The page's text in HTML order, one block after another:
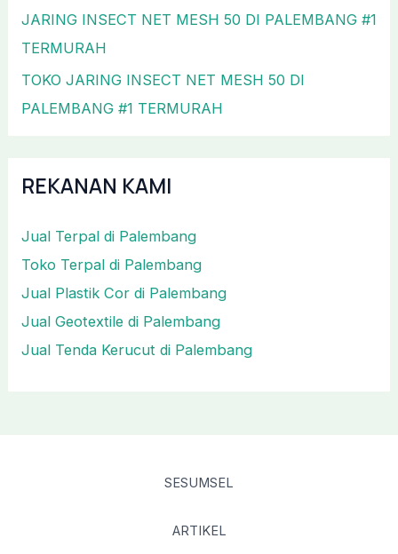
JARING INSECT NET MESH 50 DI PALEMBANG #1
TERMURAH
TOKO JARING INSECT NET MESH 50 DI
PALEMBANG #1 TERMURAH
REKANAN KAMI
Jual Terpal di Palembang
Toko Terpal di Palembang
Jual Plastik Cor di Palembang
Jual Geotextile di Palembang
Jual Tenda Kerucut di Palembang
SESUMSEL
ARTIKEL